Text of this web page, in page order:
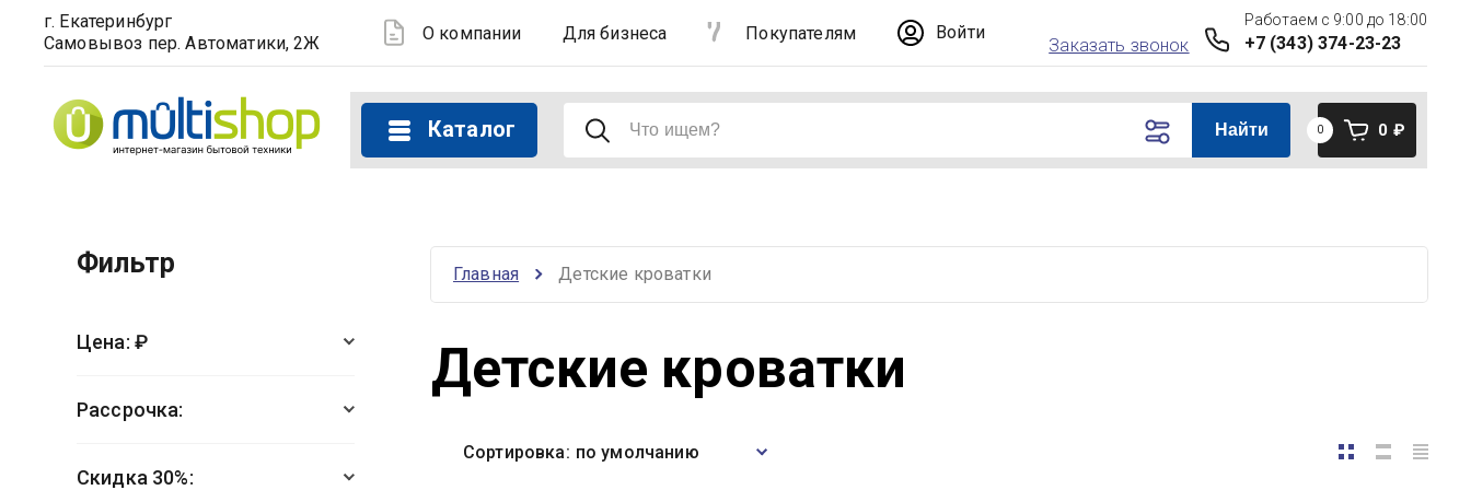
г. Екатеринбург
Самовывоз пер. Автоматики, 2Ж
О компании Для бизнеса Покупателям Войти
Заказать звонок
Работаем с 9:00 до 18:00
+7 (343) 374-23-23
Каталог Найти 0 0 ₽
Фильтр
Цена: ₽
Рассрочка:
Скидка 30%:
Главная Детские кроватки
Детские кроватки
Сортировка: по умолчанию